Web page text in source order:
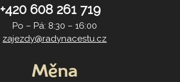
+420 608 261 719
Po – Pá: 8:30 – 16:00
zajezdy@radynacestu.cz
Měna